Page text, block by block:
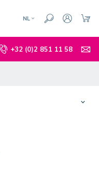
NL
+32 (0)2 851 11 58